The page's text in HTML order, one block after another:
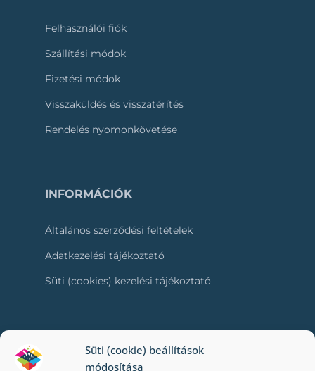
Süti (cookie) beállítások
módosítása
Felhasználói fiók
Szállítási módok
Fizetési módok
Visszaküldés és visszatérítés
Rendelés nyomonkövetése
INFORMÁCIÓK
Általános szerződési feltételek
Adatkezelési tájékoztató
Süti (cookies) kezelési tájékoztató
RÓLUNK